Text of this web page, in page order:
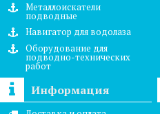
Металлоискатели
подводные
Навигатор для водолаза
Оборудование для
подводно-технических
работ
Информация